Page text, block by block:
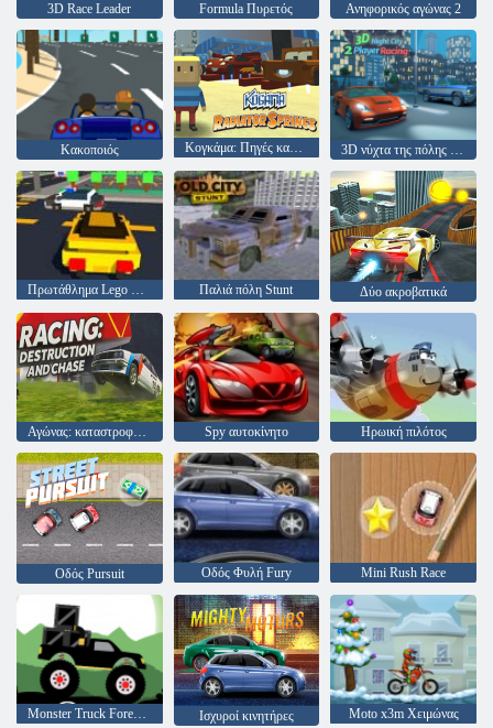
3D Race Leader Formula Πυρετός Ανηφορικός αγώνας 2
Κακοποιός Κογκάμα: Πηγές καλοριφέρ 3D νύχτα της πόλης 2 αγωνιστικά παιχνίδια
Πρωτάθλημα Lego Superhero Παλιά πόλη Stunt Δύο ακροβατικά
Αγώνας: καταστροφή και κυνηγήσεις Spy αυτοκίνητο Ηρωική πιλότος
Οδός Pursuit Οδός Φυλή Fury Mini Rush Race
Monster Truck Forest-Παράδοση Ισχυροί κινητήρες Moto x3m Χειμώνας